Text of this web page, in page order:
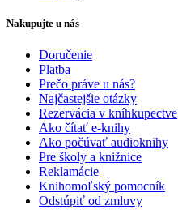
Nakupujte u nás
Doručenie
Platba
Prečo práve u nás?
Najčastejšie otázky
Rezervácia v kníhkupectve
Ako čítať e-knihy
Ako počúvať audioknihy
Pre školy a knižnice
Reklamácie
Knihomoľský pomocník
Odstúpiť od zmluvy